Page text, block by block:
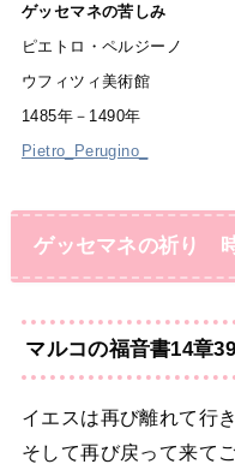
ゲッセマネの苦しみ
ピエトロ・ペルジーノ
ウフィツィ美術館
1485年－1490年
Pietro_Perugino_
ゲッセマネの祈り
マルコの福音書14章
イエスは再び離れて行
そして再び戻って来て